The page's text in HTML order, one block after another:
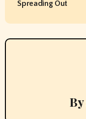
n
a
Spreading Out
By